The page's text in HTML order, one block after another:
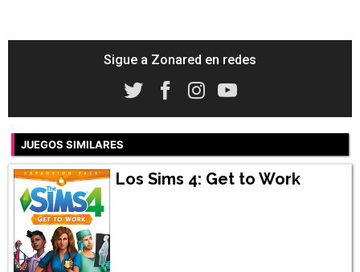
Sigue a Zonared en redes
JUEGOS SIMILARES
Los Sims 4: Get to Work